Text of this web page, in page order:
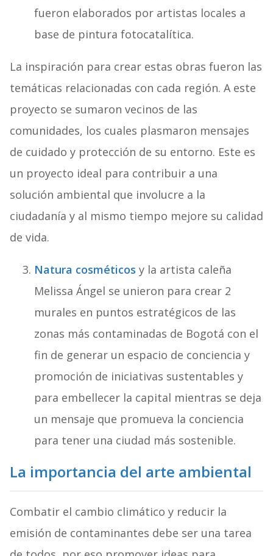
fueron elaborados por artistas locales a
base de pintura fotocatalítica.
La inspiración para crear estas obras fueron las
temáticas relacionadas con cada región. A este
proyecto se sumaron vecinos de las
comunidades, los cuales plasmaron mensajes
de cuidado y protección de su entorno. Este es
un proyecto ideal para contribuir a una
solución ambiental que involucre a la
ciudadanía y al mismo tiempo mejore su calidad
de vida.
Natura cosméticos y la artista caleña
Melissa Ángel se unieron para crear 2
murales en puntos estratégicos de las
zonas más contaminadas de Bogotá con el
fin de generar un espacio de conciencia y
promoción de iniciativas sustentables y
para embellecer la capital mientras se deja
un mensaje que promueva la conciencia
para tener una ciudad más sostenible.
La importancia del arte ambiental
Combatir el cambio climático y reducir la
emisión de contaminantes debe ser una tarea